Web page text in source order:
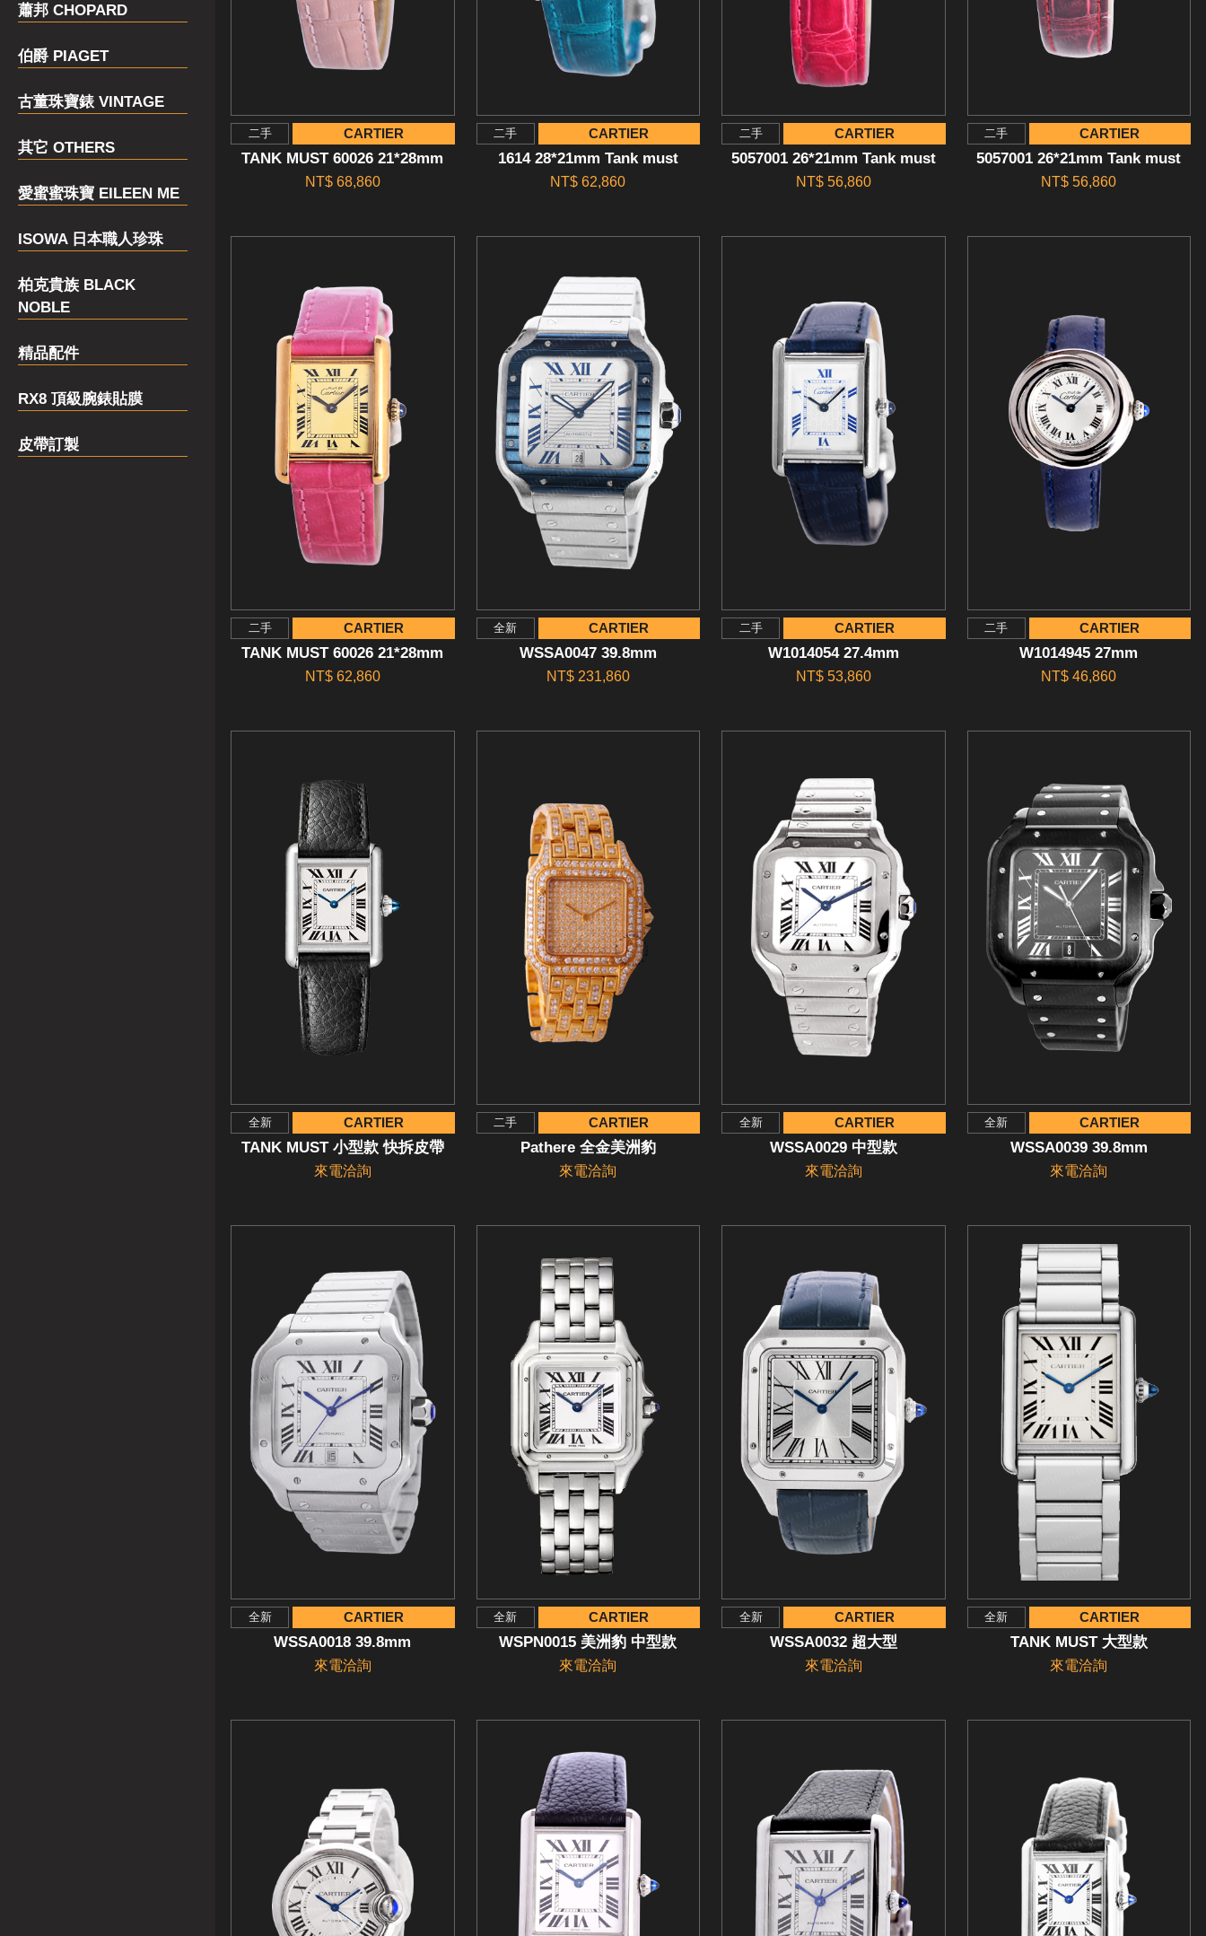
蕭邦 CHOPARD
伯爵 PIAGET
古董珠寶錶 VINTAGE
其它 OTHERS
愛蜜蜜珠寶 EILEEN ME
ISOWA 日本職人珍珠
柏克貴族 BLACK
NOBLE
精品配件
RX8 頂級腕錶貼膜
皮帶訂製
二手 CARTIER
TANK MUST 60026 21*28mm
NT$ 68,860
二手 CARTIER
1614 28*21mm Tank must
NT$ 62,860
二手 CARTIER
5057001 26*21mm Tank must
NT$ 56,860
二手 CARTIER
5057001 26*21mm Tank must
NT$ 56,860
二手 CARTIER
TANK MUST 60026 21*28mm
NT$ 62,860
全新 CARTIER
WSSA0047 39.8mm
NT$ 231,860
二手 CARTIER
W1014054 27.4mm
NT$ 53,860
二手 CARTIER
W1014945 27mm
NT$ 46,860
全新 CARTIER
TANK MUST 小型款 快拆皮帶
來電洽詢
二手 CARTIER
Pathere 全金美洲豹
來電洽詢
全新 CARTIER
WSSA0029 中型款
來電洽詢
全新 CARTIER
WSSA0039 39.8mm
來電洽詢
全新 CARTIER
WSSA0018 39.8mm
來電洽詢
全新 CARTIER
WSPN0015 美洲豹 中型款
來電洽詢
全新 CARTIER
WSSA0032 超大型
來電洽詢
全新 CARTIER
TANK MUST 大型款
來電洽詢